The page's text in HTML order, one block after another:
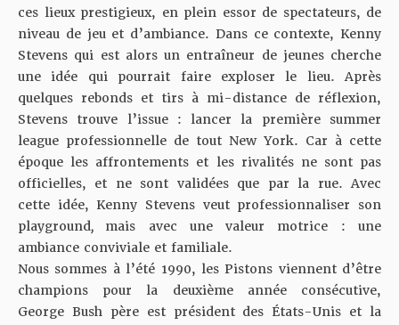
ces lieux prestigieux, en plein essor de spectateurs, de
niveau de jeu et d’ambiance. Dans ce contexte, Kenny
Stevens qui est alors un entraîneur de jeunes cherche
une idée qui pourrait faire exploser le lieu. Après
quelques rebonds et tirs à mi-distance de réflexion,
Stevens trouve l’issue : lancer la première summer
league professionnelle de tout New York. Car à cette
époque les affrontements et les rivalités ne sont pas
officielles, et ne sont validées que par la rue. Avec
cette idée, Kenny Stevens veut professionnaliser son
playground, mais avec une valeur motrice : une
ambiance conviviale et familiale.
Nous sommes à l’été 1990, les Pistons viennent d’être
champions pour la deuxième année consécutive,
George Bush père est président des États-Unis et la